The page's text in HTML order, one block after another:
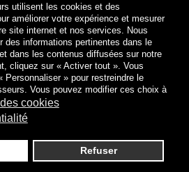
utilisent les cookies et des
améliorer votre expérience et mesurer
site internet et nos services. Nous
des informations pertinentes dans le
dans les contenus diffusées sur notre
cliquez sur « Activer tout ». Vous
Personnaliser » pour restreindre le
Vous pouvez modifier ces choix à
cookies
Refuser
Termes et conditionset la